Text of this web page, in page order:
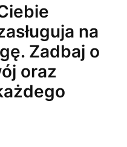
na
Zadbaj o
oraz